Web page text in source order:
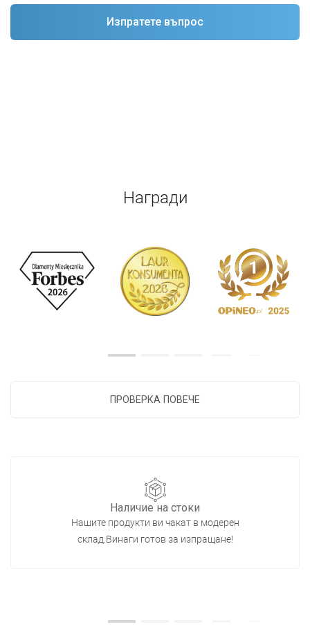
Награди
ПРОВЕРКА ПОВЕЧЕ
Наличие на стоки
Нашите продукти ви чакат в модерен
склад.Винаги готов за изпращане!